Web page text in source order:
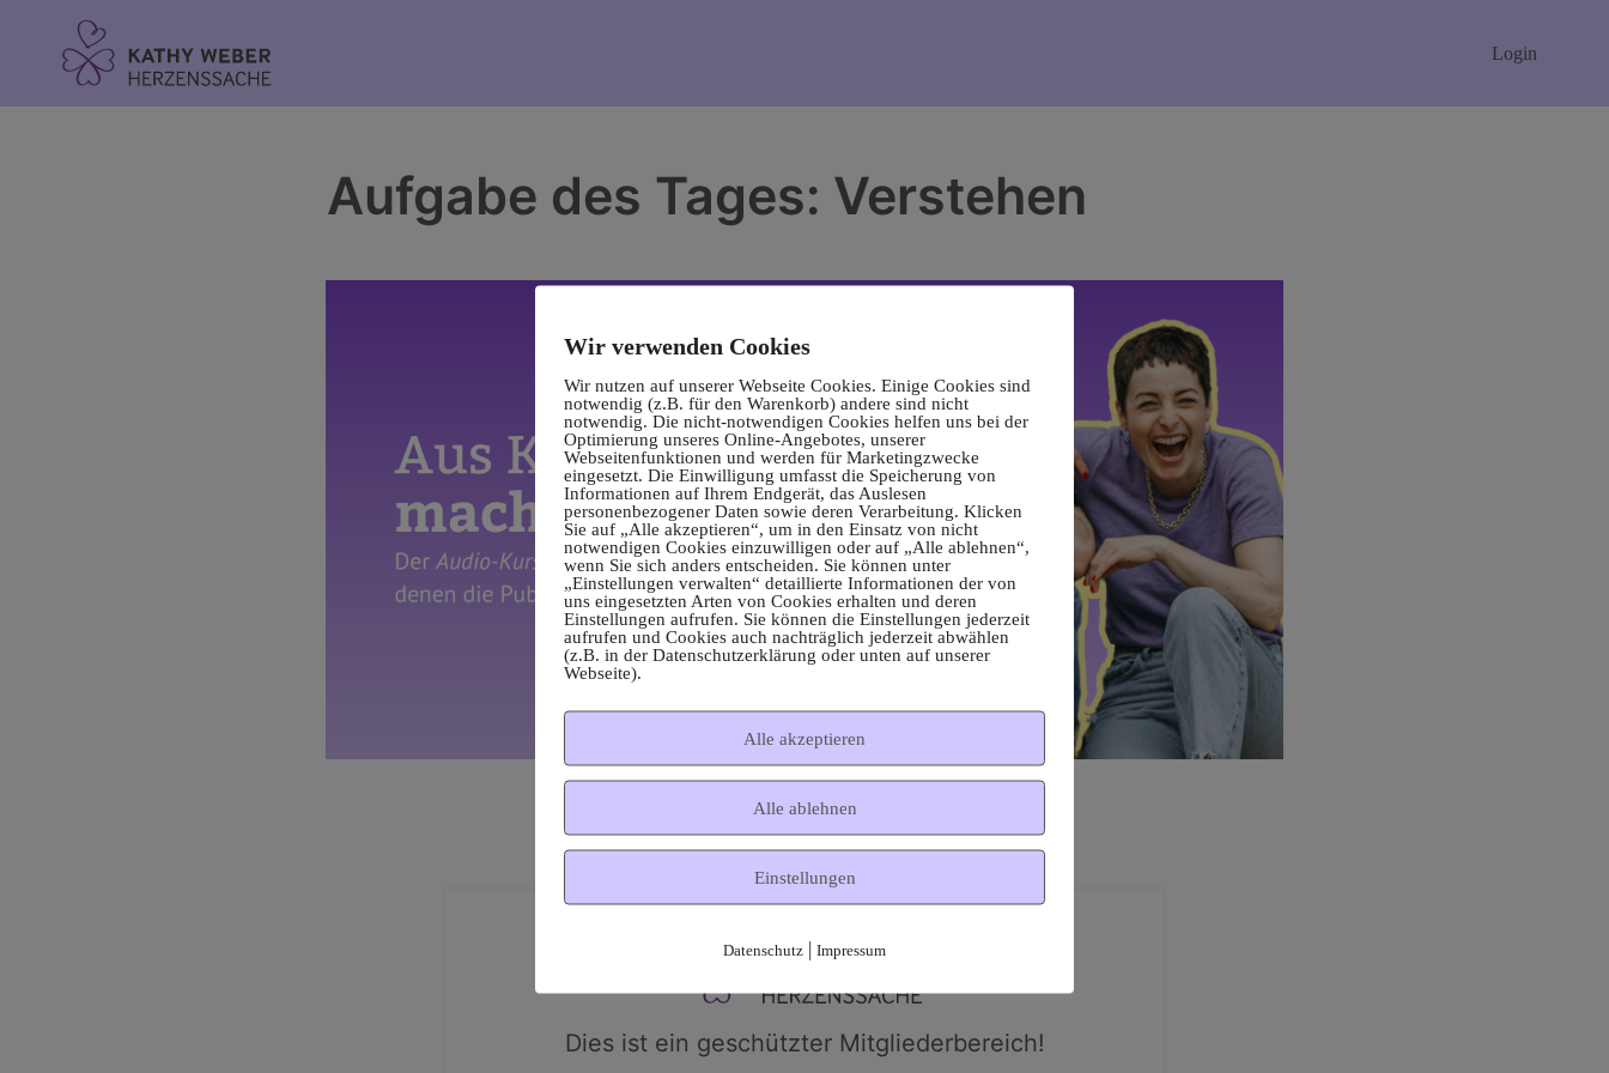
Login
Aufgabe des Tages: Verstehen
Dies ist ein geschützter Mitgliederbereich!
Wir verwenden Cookies
Wir nutzen auf unserer Webseite Cookies. Einige Cookies sind
notwendig (z.B. für den Warenkorb) andere sind nicht
notwendig. Die nicht-notwendigen Cookies helfen uns bei der
Optimierung unseres Online-Angebotes, unserer
Webseitenfunktionen und werden für Marketingzwecke
eingesetzt. Die Einwilligung umfasst die Speicherung von
Informationen auf Ihrem Endgerät, das Auslesen
personenbezogener Daten sowie deren Verarbeitung. Klicken
Sie auf „Alle akzeptieren“, um in den Einsatz von nicht
notwendigen Cookies einzuwilligen oder auf „Alle ablehnen“,
wenn Sie sich anders entscheiden. Sie können unter
„Einstellungen verwalten“ detaillierte Informationen der von
uns eingesetzten Arten von Cookies erhalten und deren
Einstellungen aufrufen. Sie können die Einstellungen jederzeit
aufrufen und Cookies auch nachträglich jederzeit abwählen
(z.B. in der Datenschutzerklärung oder unten auf unserer
Webseite).
Alle akzeptieren
Alle ablehnen
Einstellungen
Datenschutz | Impressum